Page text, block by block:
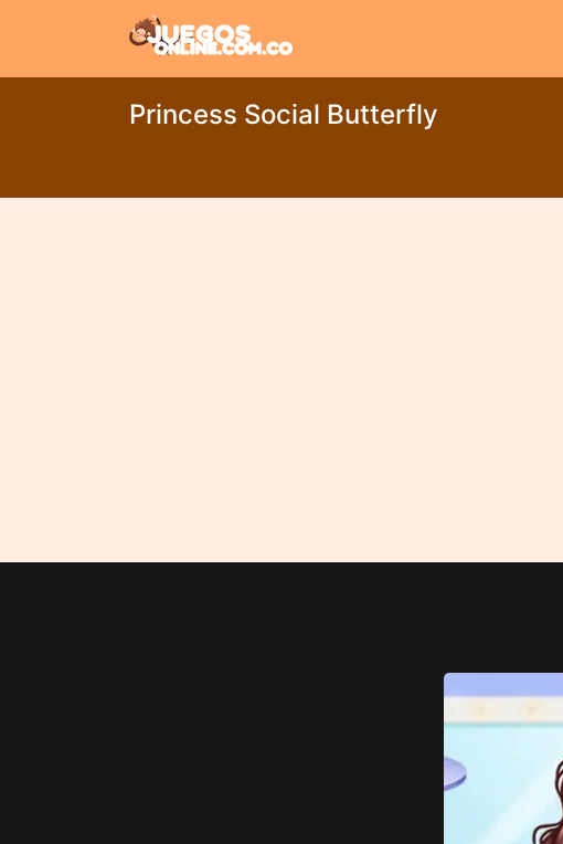
Princess Social Butterfly